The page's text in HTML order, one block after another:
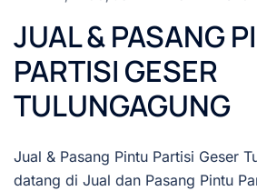
JUAL & PASANG
PARTISI GESER
TULUNGAGUNG
Jual & Pasang Pintu Partisi Geser
datang di Jual dan Pasang Pintu